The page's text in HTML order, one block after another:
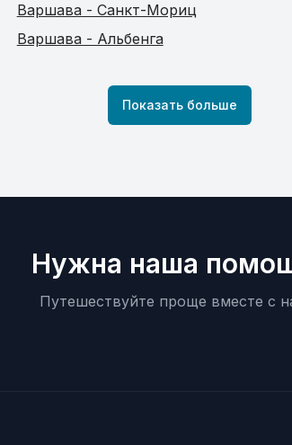
Варшава - Санкт-Мориц
Варшава - Альбенга
Показать больше
Нужна наша
Путешествуйте проще вместе с